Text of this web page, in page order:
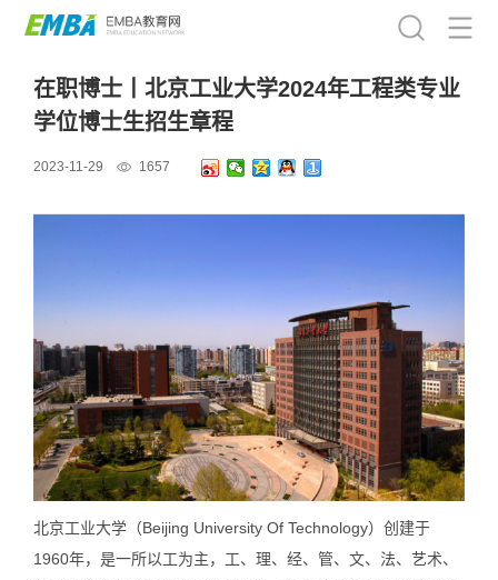
在职博士丨北京工业大学2024年工程类专业
学位博士生招生章程
2023-11-29 1657
北京工业大学（Beijing University Of Technology）创建于
1960年，是一所以工为主，工、理、经、管、文、法、艺术、